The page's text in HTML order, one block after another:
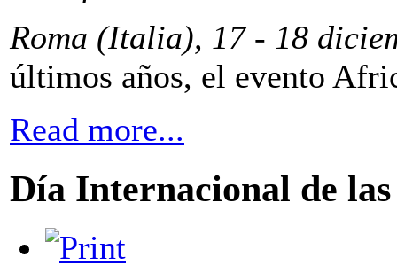
Roma (Italia), 17 - 18
últimos años, el evento
Read more...
Día Internacional de